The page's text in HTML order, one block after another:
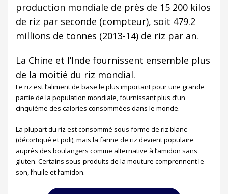
production mondiale de près de 15 200 kilos
de riz par seconde (compteur), soit 479.2
millions de tonnes (2013-14) de riz par an.
La Chine et l’Inde fournissent ensemble plus
de la moitié du riz mondial.
Le riz est l’aliment de base le plus important pour une grande
partie de la population mondiale, fournissant plus d’un
cinquième des calories consommées dans le monde.
La plupart du riz est consommé sous forme de riz blanc
(décortiqué et poli), mais la farine de riz devient populaire
auprès des boulangers comme alternative à l’amidon sans
gluten. Certains sous-produits de la mouture comprennent le
son, l’huile et l’amidon.